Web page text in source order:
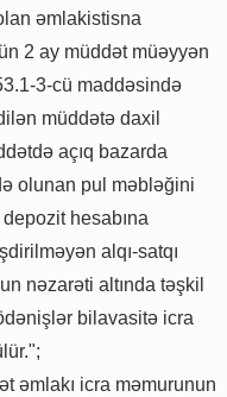
əmlakistisna
2 ay müddət müəyyən
3-cü maddəsində
müddətə daxil
açıq bazarda
olunan pul məbləğini
hesabına
alqı-satqı
nəzarəti altında təşkil
bilavasitə icra
əmlakı icra məmurunun